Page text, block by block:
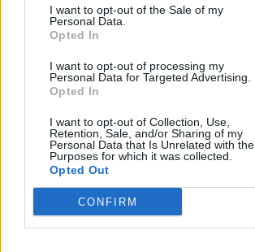
I want to opt-out of the Sale of my
Personal Data.
Opted In
I want to opt-out of processing my
Personal Data for Targeted Advertising.
Opted In
I want to opt-out of Collection, Use,
Retention, Sale, and/or Sharing of my
Personal Data that Is Unrelated with the
Purposes for which it was collected.
Opted Out
CONFIRM